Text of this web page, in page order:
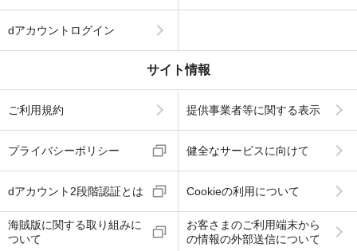
dアカウントログイン
サイト情報
ご利用規約 提供事業者等に関する表示
プライバシーポリシー 健全なサービスに向けて
dアカウント2段階認証とは Cookieの利用について
海賊版に関する取り組みに
ついて
お客さまのご利用端末から
の情報の外部送信について